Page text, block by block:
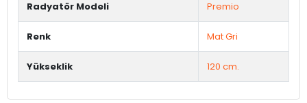
Radyatör Modeli Premio
Renk Mat Gri
Yükseklik 120 cm.